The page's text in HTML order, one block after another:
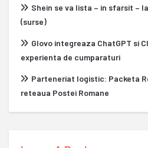
Shein se va lista – in sfarsit –
(surse)
Glovo integreaza ChatGPT si
experienta de cumparaturi
Parteneriat logistic: Packeta
reteaua Postei Romane